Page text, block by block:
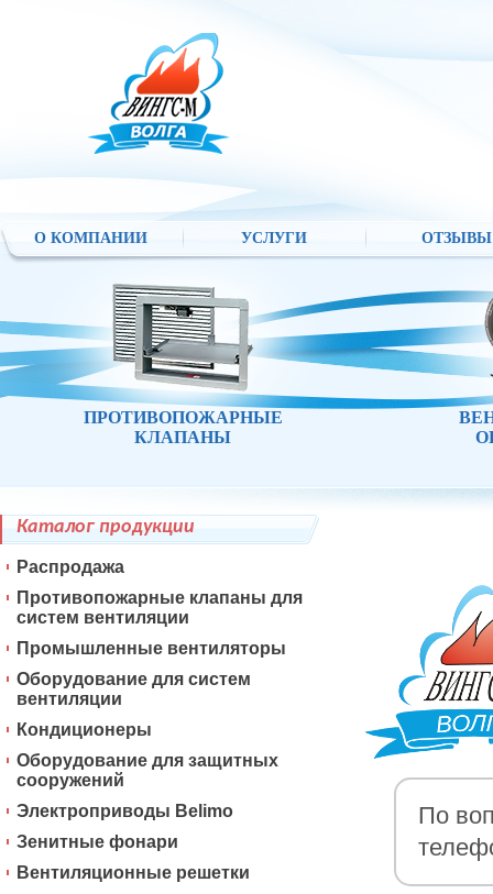
О КОМПАНИИ УСЛУГИ ОТЗЫВЫ
ПРОТИВОПОЖАРНЫЕ
КЛАПАНЫ
По
Каталог продукции
Распродажа
Противопожарные клапаны для
систем вентиляции
Промышленные вентиляторы
Оборудование для систем
вентиляции
Кондиционеры
Оборудование для защитных
сооружений
Электроприводы Belimo
Зенитные фонари
Вентиляционные решетки